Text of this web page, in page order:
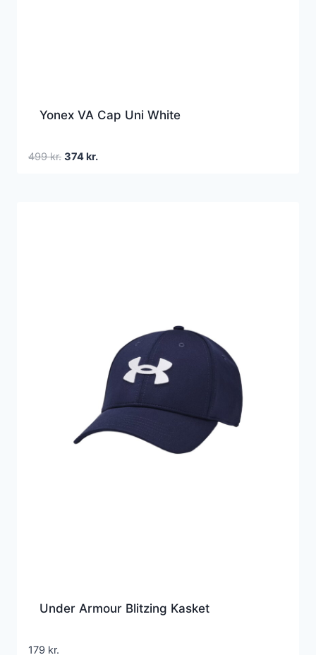
Yonex VA Cap Uni White
499kr. Den
374kr.Den
Under Armour Blitzing Kasket
179 kr.